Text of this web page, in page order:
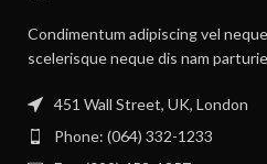
Condimentum adipiscing vel
scelerisque neque dis nam
451 Wall Street, UK, London
Phone: (064) 332-1233